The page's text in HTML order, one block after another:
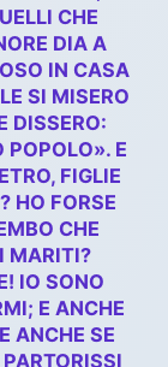
CHE
DIA A
IN CASA
SI MISERO
DISSERO:
POPOLO». E
FIGLIE
HO FORSE
CHE
MARITI?
IO SONO
E ANCHE
ANCHE SE